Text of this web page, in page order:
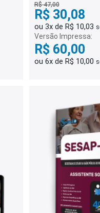
R$ 47,00
R$ 30,08
ou 3x de R$ 10,03
Versão Impressa:
R$ 60,00
ou 6x de R$ 10,00